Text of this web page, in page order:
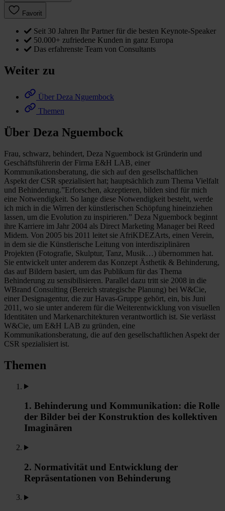
Favorit
Seit 30 Jahren Ihr Partner für die besten Keynote-Speaker
50.000+ zufriedene Kunden in ganz Europa
Das erfahrenste Team von Consultants
Weiter zu
Über Deza Nguembock
Themen
Über Deza Nguembock
Frau, schwarz, behindert, Deza Nguembock ist Gründerin und
Geschäftsführerin der Firma E&H LAB, einer
Kommunikationsberatung, die sich auf den gesellschaftlichen
Aspekt der CSR spezialisiert hat; hauptsächlich zum Thema Vielfalt
und Behinderung.”Erforschen, akzeptieren, bilden sind für mich
eine Notwendigkeit. So lange diese Notwendigkeit besteht, werde
ich mich in die Wirren der künstlerischen Schöpfung hineinziehen
lassen, um die Evolution zu inspirieren.” Deza Nguembock beginnt
ihre Karriere im Jahr 2004 als Direct Marketing Manager bei Reed
Midem. Von 2005 bis 2011 leitet sie AfriKDEZArts, einen Verein,
in dem sie die Künstlerische Leitung von interdisziplinären
Projekten (Fotografie, Skulptur, Tanz, Musik…) übernommen hat.
Sie entwickelt unter anderem das Konzept Ästhetik & Behinderung,
das auf Bildern basiert, um das Publikum für das Thema
Behinderung zu sensibilisieren. Parallel dazu tritt sie 2008 in die
WBrand Consulting (Bereich strategische Planung) bei W&Cie,
einer Designagentur, die zur Havas-Gruppe gehört, ein, bis Juni
2011, wo sie unter anderem für die Weiterentwicklung von visuellen
Identitäten und Markenarchitekturen verantwortlich ist. Sie verlässt
W&Cie, um E&H LAB zu gründen, eine
Kommunikationsberatung, die auf den gesellschaftlichen Aspekt der
CSR spezialisiert ist.
Themen
1. Behinderung und Kommunikation: die Rolle
der Bilder bei der Konstruktion des kollektiven
Imaginären
2. Normativität und Entwicklung der
Repräsentationen von Behinderung